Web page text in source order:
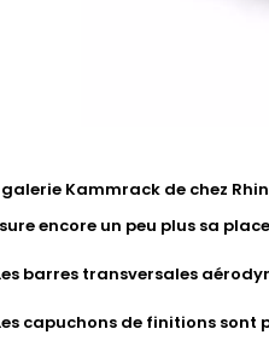
galerie Kammrack de chez
encore un peu plus sa
barres transversales
capuchons de finitions